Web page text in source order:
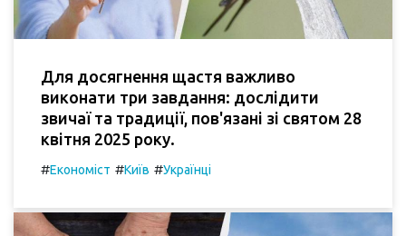
Для досягнення щастя важливо
виконати три завдання: дослідити
звичаї та традиції, пов'язані зі святом 28
квітня 2025 року.
#Економіст #Київ #Українці